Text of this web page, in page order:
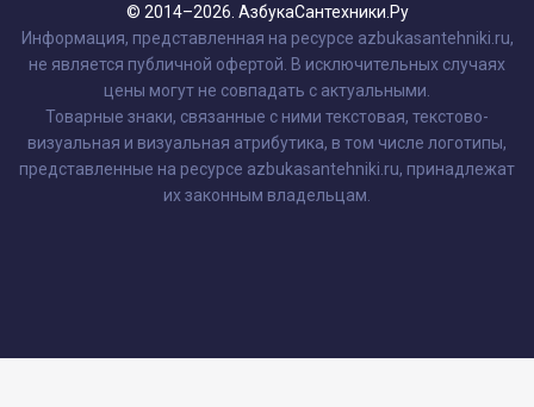
© 2014–2026. АзбукаСантехники.Ру
Информация, представленная на ресурсе azbukasantehniki.ru,
не является публичной офертой. В исключительных случаях
цены могут не совпадать с актуальными.
Товарные знаки, связанные с ними текстовая, текстово-
визуальная и визуальная атрибутика, в том числе логотипы,
представленные на ресурсе azbukasantehniki.ru, принадлежат
их законным владельцам.